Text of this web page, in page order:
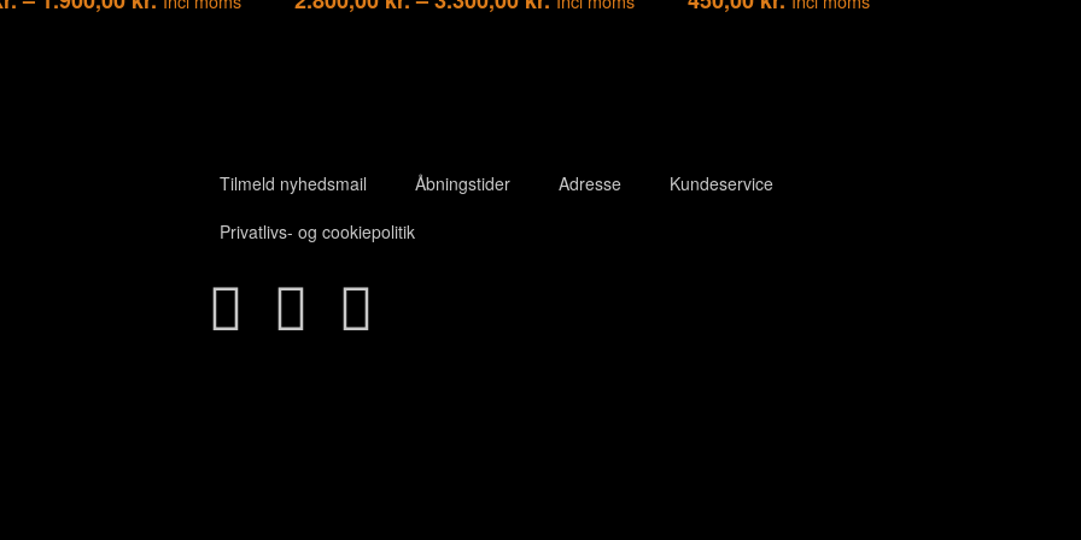
Tilmeld nyhedsmail Åbningstider Adresse
Kundeservice
Privatlivs- og cookiepolitik